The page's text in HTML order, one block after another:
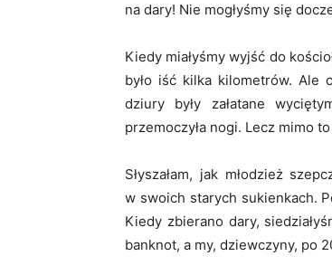
na dary! Nie mogłyśmy się
Kiedy miałyśmy wyjść do
było iść kilka kilometrów. Ale
dziury były załatane
przemoczyła nogi. Lecz mimo
Słyszałam, jak młodzież
w swoich starych sukienkach.
Kiedy zbierano dary,
banknot, a my, dziewczyny, po